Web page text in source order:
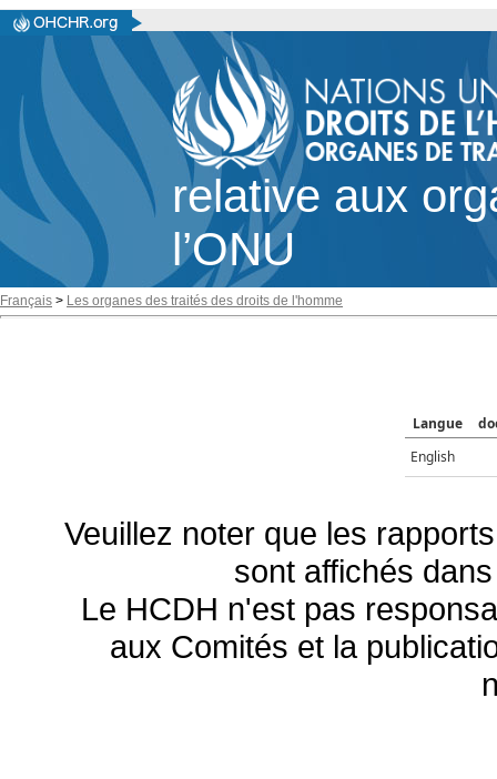
relative aux
l’ONU
Français > Les organes des traités des droits de l'homme
Langue
English
Veuillez noter que les
sont affichés
Le HCDH n'est pas
aux Comités et la